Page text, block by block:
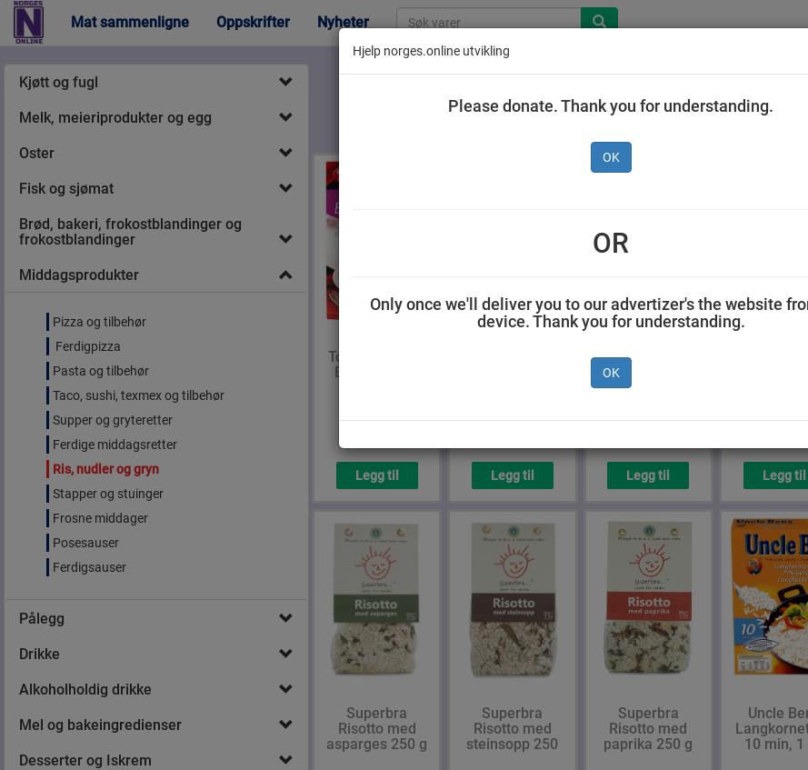
Mat sammenligne Oppskrifter Nyheter
Kjøtt og fugl
Melk, meieriprodukter og egg
Oster
Fisk og sjømat
Brød, bakeri, frokostblandinger og
frokostblandinger
Middagsprodukter
Pizza og tilbehør
Ferdigpizza
Pasta og tilbehør
Taco, sushi, texmex og tilbehør
Supper og gryteretter
Ferdige middagsretter
Ris, nudler og gryn
Stapper og stuinger
Frosne middager
Posesauser
Ferdigsauser
Pålegg
Drikke
Alkoholholdig drikke
Mel og bakeingredienser
Desserter og Iskrem
Toro Jasminris
Boil In Bag, 8
Legg til Legg til
Ming Grøtris
Familepakning
800 g
Legg til Legg til
Superbra
Risotto med
asparges 250 g
Superbra
Risotto med
steinsopp 250
Superbra
Risotto med
paprika 250 g
Uncle
10 min, 1
Hjelp norges.online utvikling
Please donate. Thank you for understanding.
OK
OR
Only once we'll deliver you to our advertizer's the website
device. Thank you for understanding.
OK